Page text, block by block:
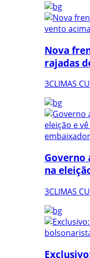
Nova
rajadas
3CLIMAS
Governo
na
3CLIMAS